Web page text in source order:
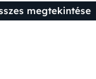
megtekintése